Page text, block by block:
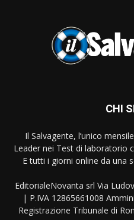
CHI
Il Salvagente, l’unico
Leader nei Test di laboratorio
E tutti i giorni online da una
EditorialeNovanta srl Via
| P.IVA 12865661008
Registrazione Tribunale di